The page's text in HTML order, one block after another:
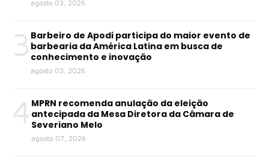
agosto 03, 2026
3 Barbeiro de Apodi participa do maior evento de
barbearia da América Latina em busca de
conhecimento e inovação
agosto 03, 2026
4 MPRN recomenda anulação da eleição
antecipada da Mesa Diretora da Câmara de
Severiano Melo
agosto 07, 2026